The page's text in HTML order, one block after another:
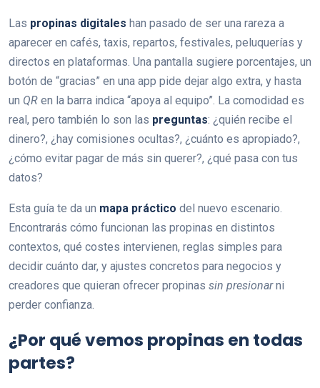
Las propinas digitales han pasado de ser una rareza a
aparecer en cafés, taxis, repartos, festivales, peluquerías y
directos en plataformas. Una pantalla sugiere porcentajes, un
botón de “gracias” en una app pide dejar algo extra, y hasta
un QR en la barra indica “apoya al equipo”. La comodidad es
real, pero también lo son las preguntas: ¿quién recibe el
dinero?, ¿hay comisiones ocultas?, ¿cuánto es apropiado?,
¿cómo evitar pagar de más sin querer?, ¿qué pasa con tus
datos?
Esta guía te da un mapa práctico del nuevo escenario.
Encontrarás cómo funcionan las propinas en distintos
contextos, qué costes intervienen, reglas simples para
decidir cuánto dar, y ajustes concretos para negocios y
creadores que quieran ofrecer propinas sin presionarni
perder confianza.
¿Por qué vemos propinas en todas
partes?